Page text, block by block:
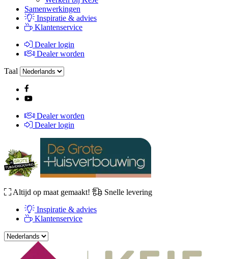
Samenwerkingen
Inspiratie & advies
Klantenservice
Dealer login
Dealer worden
Taal
Dealer worden
Dealer login
Altijd op maat gemaakt!
Snelle levering
Inspiratie & advies
Klantenservice